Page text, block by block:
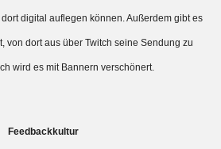
dort digital auflegen können. Außerdem gibt es
von dort aus über Twitch seine Sendung zu
wird es mit Bannern verschönert.
Feedbackkultur